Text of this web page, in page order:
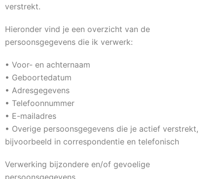
verstrekt.
Hieronder vind je een overzicht van de
persoonsgegevens die ik verwerk:
• Voor- en achternaam
• Geboortedatum
• Adresgegevens
• Telefoonnummer
• E-mailadres
• Overige persoonsgegevens die je actief verstrekt,
bijvoorbeeld in correspondentie en telefonisch
Verwerking bijzondere en/of gevoelige
persoonsgegevens